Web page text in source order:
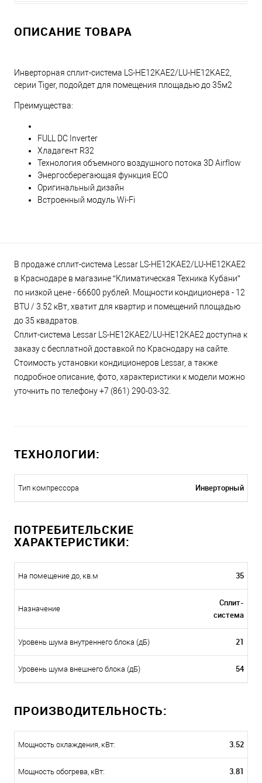
ОПИСАНИЕ ТОВАРА
Инверторная сплит-система LS-HE12KAE2/LU-HE12KAE2,
серии Tiger, подойдет для помещения площадью до 35м2
Преимущества:
FULL DC Inverter
Хладагент R32
Технология объемного воздушного потока 3D Airflow
Энергосберегающая функция ECO
Оригинальный дизайн
Встроенный модуль Wi-Fi
В продаже сплит-система Lessar LS-HE12KAE2/LU-HE12KAE2
в Краснодаре в магазине “Климатическая Техника Кубани”
по низкой цене - 66600 рублей. Мощности кондиционера - 12
BTU / 3.52 кВт, хватит для квартир и помещений площадью
до 35 квадратов.
Сплит-система Lessar LS-HE12KAE2/LU-HE12KAE2 доступна к
заказу с бесплатной доставкой по Краснодару на сайте.
Стоимость установки кондиционеров Lessar, а также
подробное описание, фото, характеристики к модели можно
уточнить по телефону +7 (861) 290-03-32.
ТЕХНОЛОГИИ:
Тип компрессора Инверторный
ПОТРЕБИТЕЛЬСКИЕ
ХАРАКТЕРИСТИКИ:
На помещение до, кв.м 35
Назначение
Сплит-
система
Уровень шума внутреннего блока (дБ) 21
Уровень шума внешнего блока (дБ) 54
ПРОИЗВОДИТЕЛЬНОСТЬ:
Мощность охлаждения, кВт: 3.52
Мощность обогрева, кВт: 3.81